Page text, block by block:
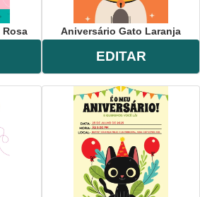
Rosa Aniversário Gato Laranja
EDITAR